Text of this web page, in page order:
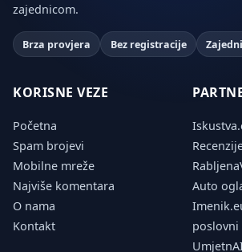
zajednicom.
Brza provjera Bez registracije
KORISNE VEZE
Početna
Spam brojevi
Mobilne mreže
Najviše komentara
O nama
Kontakt
Auto